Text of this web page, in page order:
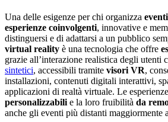
Una delle esigenze per chi organizza
esperienze coinvolgenti, innovative e
distinguersi e di adattarsi a un pubblico
virtual reality è una tecnologia che offre
grazie all’interazione realistica degli utenti
sintetici, accessibili tramite visori VR,
installazioni, contenuti digitali interattivi,
applicazioni di realtà virtuale. Le
personalizzabili e la loro fruibilità da
anche gli eventi più distanti maggiormente